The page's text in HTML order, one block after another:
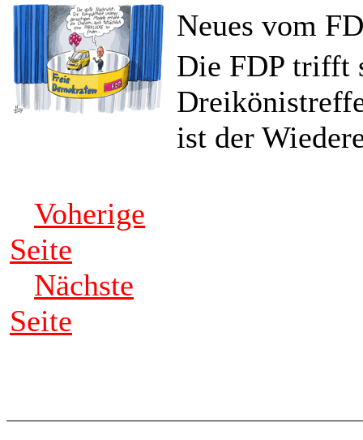
Neues vom
Die FDP trifft
ist der
Voherige
Seite
Nächste
Seite